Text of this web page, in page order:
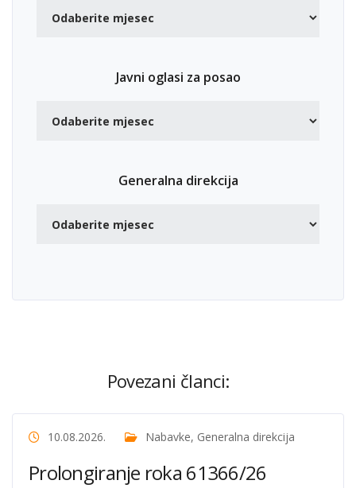
Javni oglasi za posao
Generalna direkcija
Povezani članci:
10.08.2026. Nabavke, Generalna direkcija
Prolongiranje roka 61366/26